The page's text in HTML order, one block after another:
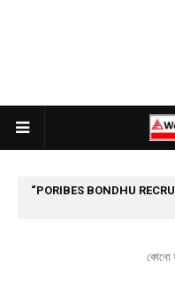
PORIBES BONDHU
কোনো